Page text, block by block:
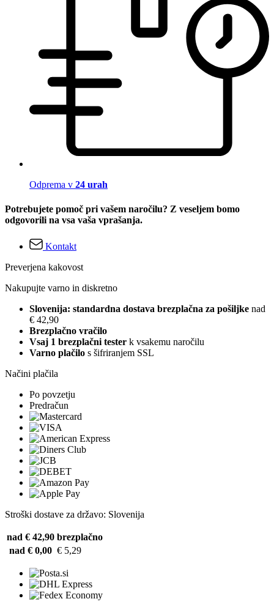
Odprema v 24 urah
Potrebujete pomoč pri vašem naročilu? Z veseljem bomo
odgovorili na vsa vaša vprašanja.
Kontakt
Preverjena kakovost
Nakupujte varno in diskretno
Slovenija: standardna dostava brezplačna za pošiljke nad
€ 42,90
Brezplačno vračilo
Vsaj 1 brezplačni tester k vsakemu naročilu
Varno plačilo s šifriranjem SSL
Načini plačila
Po povzetju
Predračun
Stroški dostave za državo: Slovenija
nad € 42,90 brezplačno
nad € 0,00 € 5,29